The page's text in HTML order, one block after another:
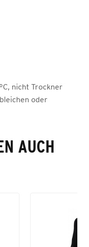
nicht Trockner
oder
AUCH